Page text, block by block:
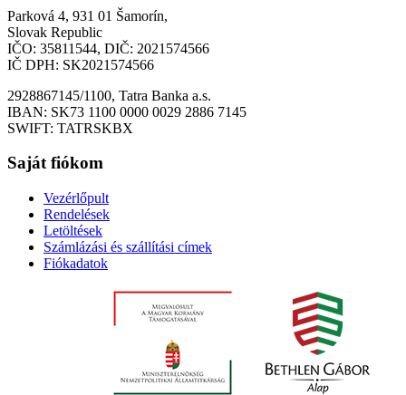
Parková 4, 931 01 Šamorín,
Slovak Republic
IČO: 35811544, DIČ: 2021574566
IČ DPH: SK2021574566
2928867145/1100, Tatra Banka a.s.
IBAN: SK73 1100 0000 0029 2886 7145
SWIFT: TATRSKBX
Saját fiókom
Vezérlőpult
Rendelések
Letöltések
Számlázási és szállítási címek
Fiókadatok